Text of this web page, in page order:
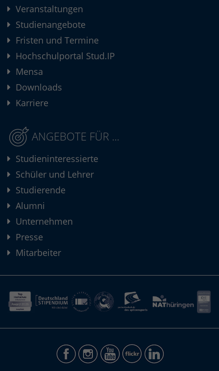
Veranstaltungen
Studienangebote
Fristen und Termine
Hochschulportal Stud.IP
Mensa
Downloads
Karriere
ANGEBOTE FÜR ...
Studieninteressierte
Schüler und Lehrer
Studierende
Alumni
Unternehmen
Presse
Mitarbeiter